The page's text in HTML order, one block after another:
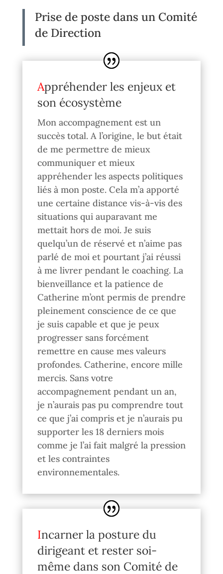
Prise de poste dans un Comité
de Direction
Appréhender les enjeux et
son écosystème
Mon accompagnement est un
succès total. A l’origine, le but était
de me permettre de mieux
communiquer et mieux
appréhender les aspects politiques
liés à mon poste. Cela m’a apporté
une certaine distance vis-à-vis des
situations qui auparavant me
mettait hors de moi. Je suis
quelqu’un de réservé et n’aime pas
parlé de moi et pourtant j’ai réussi
à me livrer pendant le coaching. La
bienveillance et la patience de
Catherine m’ont permis de prendre
pleinement conscience de ce que
je suis capable et que je peux
progresser sans forcément
remettre en cause mes valeurs
profondes. Catherine, encore mille
mercis. Sans votre
accompagnement pendant un an,
je n’aurais pas pu comprendre tout
ce que j’ai compris et je n’aurais pu
supporter les 18 derniers mois
comme je l’ai fait malgré la pression
et les contraintes
environnementales.
Incarner la posture du
dirigeant et rester soi-
même dans son Comité de